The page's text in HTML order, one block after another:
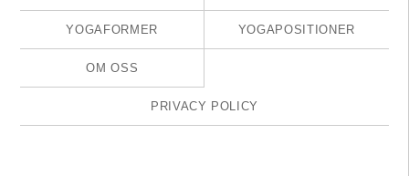
YOGAFORMER YOGAPOSITIONER
OM OSS
PRIVACY POLICY